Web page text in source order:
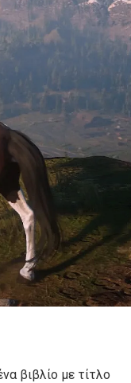
βιβλίο με τίτλο